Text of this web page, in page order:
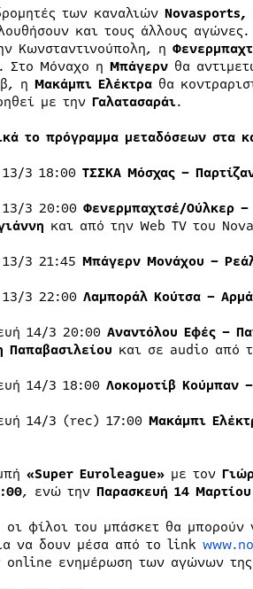
των καναλιών Novasports,
και τους άλλους
Κωνσταντινούπολη, η
Στο Μόναχο η Μπάγερνθα
η Μακάμπι Ελέκτραθα
με τηνΓαλατασαράι.
το πρόγραμμα μεταδόσεων στα
3 18:00 ΤΣΣΚΑ Μόσχας –
3 20:00 Φενερμπαχτσέ/Ούλκερ
και από την Web TV του
3 21:45 Μπάγερν Μονάχου –
3 22:00 Λαμποράλ Κούτσα –
14/3 20:00 Αναντόλου Εφές –
Παπαβασιλείου και σε audio από
14/3 18:00 Λοκομοτίβ Κούμπαν
14/3 (rec) 17:00 Μακάμπι
«Super Euroleague» με τον
, ενώ την Παρασκευή 14 Μαρτίου
οι φίλοι του μπάσκετ θα μπορούν
να δουν μέσα από το link
online ενημέρωση των αγώνων της